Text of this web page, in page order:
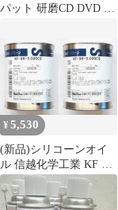
パット 研磨CD DVD ク
¥5,530
(新品)シリコーンオイ
ル 信越化学工業 KF 96
5000CS 1kg 2缶